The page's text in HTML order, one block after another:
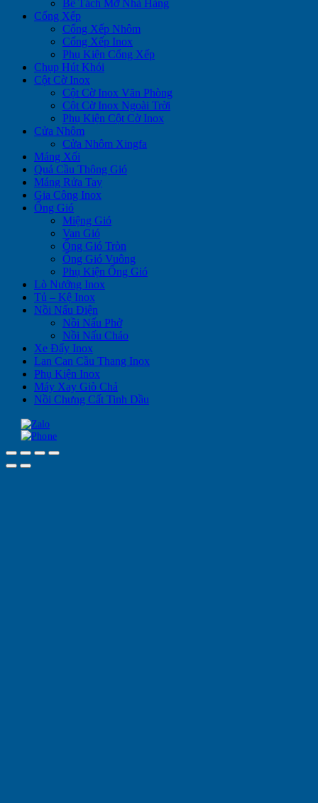
Bể Tách Mỡ Nhà Hàng
Cổng Xếp
Cổng Xếp Nhôm
Cổng Xếp Inox
Phụ Kiện Cổng Xếp
Chụp Hút Khói
Cột Cờ Inox
Cột Cờ Inox Văn Phòng
Cột Cờ Inox Ngoài Trời
Phụ Kiện Cột Cờ Inox
Cửa Nhôm
Cửa Nhôm Xingfa
Máng Xối
Quả Cầu Thông Gió
Máng Rửa Tay
Gia Công Inox
Ống Gió
Miệng Gió
Van Gió
Ống Gió Tròn
Ống Gió Vuông
Phụ Kiện Ống Gió
Lò Nướng Inox
Tủ – Kệ Inox
Nồi Nấu Điện
Nồi Nấu Phở
Nồi Nấu Cháo
Xe Đẩy Inox
Lan Can Cầu Thang Inox
Phụ Kiện Inox
Máy Xay Giò Chả
Nồi Chưng Cất Tinh Dầu